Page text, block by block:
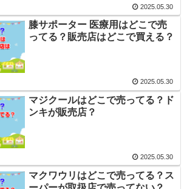
2025.05.30
膝サポーター 医療用はどこで売
ってる？販売店はどこで買える？
2025.05.30
マジクールはどこで売ってる？ド
ンキが販売店？
2025.05.30
マクワウリはどこで売ってる？ス